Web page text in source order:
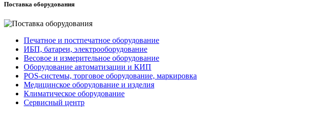
Поставка оборудования
Печатное и постпечатное оборудование
ИБП, батареи, электрооборудование
Весовое и измерительное оборудование
Оборудование автоматизации и КИП
POS-системы, торговое оборудование, маркировка
Медицинское оборудование и изделия
Климатическое оборудование
Сервисный центр